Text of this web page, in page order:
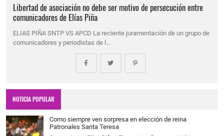
Libertad de asociación no debe ser motivo de persecución entre
comunicadores de Elías Piña
ELIAS PIÑA SNTP VS APCD La reciente juramentación de un grupo de
comunicadores y periodistas de l…
NOTICIA POPULAR
Como siempre ven sorpresa en elección de reina
Patronales Santa Teresa